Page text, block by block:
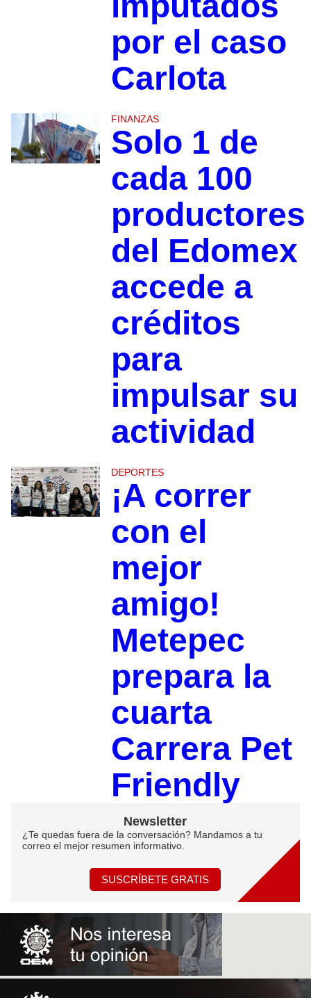
por el caso
Carlota
FINANZAS
Solo 1 de
cada 100
productores
del Edomex
accede a
créditos
para
impulsar su
actividad
DEPORTES
¡A correr
con el
mejor
amigo!
Metepec
prepara la
cuarta
Carrera Pet
Friendly
Newsletter
¿Te quedas fuera de la conversación? Mandamos a tu
correo el mejor resumen informativo.
SUSCRÍBETE GRATIS